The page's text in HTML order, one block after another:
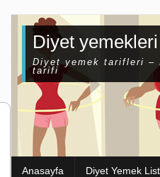
Diyet
Diyet yemek tarifleri –
tarifi
Anasayfa Diyet Yemek